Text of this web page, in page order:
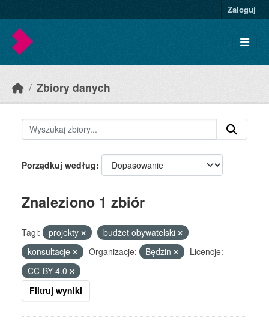
Zaloguj
Zbiory danych
Porządkuj według
Znaleziono 1 zbiór
Tagi: projekty
budżet obywatelski
konsultacje
Organizacje: Będzin
Licencje:
CC-BY-4.0
Filtruj wyniki